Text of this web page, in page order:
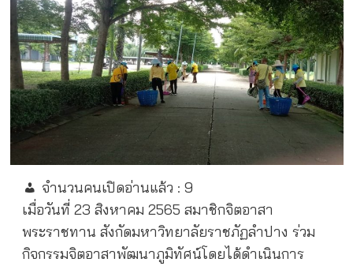
จำนวนคนเปิดอ่านแล้ว : 9
เมื่อวันที่ 23 สิงหาคม 2565 สมาชิกจิตอาสา
พระราชทาน สังกัดมหาวิทยาลัยราชภัฏลำปาง ร่วม
กิจกรรมจิตอาสาพัฒนาภูมิทัศน์โดยได้ดำเนินการ